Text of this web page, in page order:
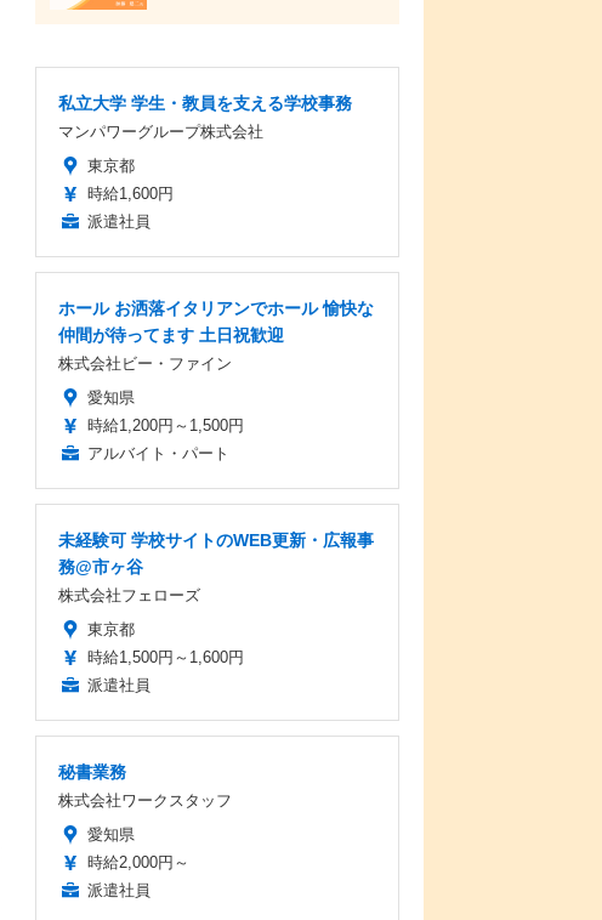
私立大学 学生・教員を支える学校事務
マンパワーグループ株式会社
東京都
時給1,600円
派遣社員
ホール お洒落イタリアンでホール 愉快な
仲間が待ってます 土日祝歓迎
株式会社ビー・ファイン
愛知県
時給1,200円～1,500円
アルバイト・パート
未経験可 学校サイトのWEB更新・広報事
務@市ヶ谷
株式会社フェローズ
東京都
時給1,500円～1,600円
派遣社員
秘書業務
株式会社ワークスタッフ
愛知県
時給2,000円～
派遣社員